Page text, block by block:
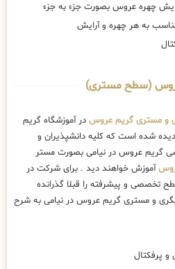
چهره عروس بصورت جزء به جزء
به هر چهره و آرایش
عروس (سطح مستری)
و مستری گریم عروس در آموزشگاه گریم
شده است که کلیه دانشپذیران و
گریم عروس در نیامی بصورت مستر
آموزش خواهند دید . برای شرکت در
تخصصی و پیشرفته را قبلا گذرانده
و مستری گریم عروس در نیامی به شرح
و پرفکتال